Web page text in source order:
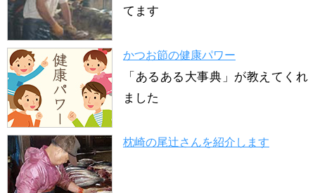
てます
かつお節の健康パワー
「あるある大事典」が教えてくれ
ました
枕崎の尾辻さんを紹介します